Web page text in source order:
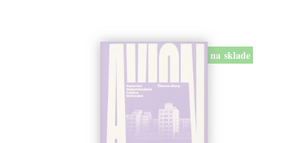
na sklade